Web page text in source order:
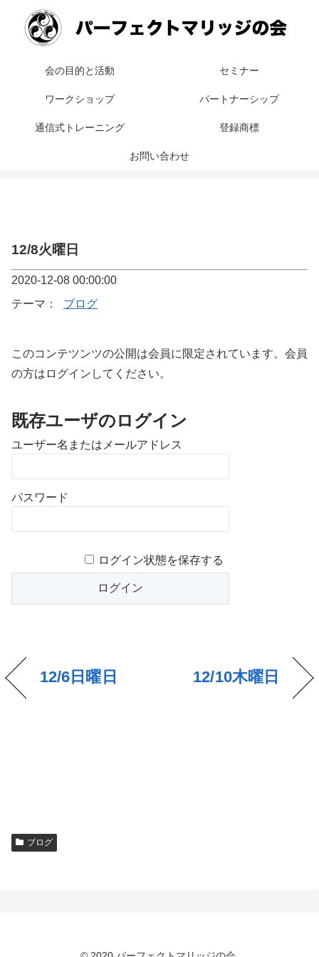
会の目的と活動 セミナー
ワークショップ パートナーシップ
通信式トレーニング 登録商標
お問い合わせ
12/8火曜日
2020-12-08 00:00:00
テーマ：
ブログ
このコンテツンツの公開は会員に限定されています。会員
の方はログインしてください。
既存ユーザのログイン
ユーザー名またはメールアドレス
パスワード
ログイン状態を保存する
12/6日曜日 12/10木曜日
ブログ